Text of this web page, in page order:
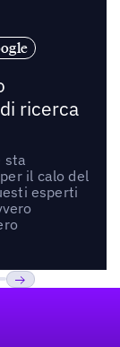
ricerca
sta
il calo del
esperti